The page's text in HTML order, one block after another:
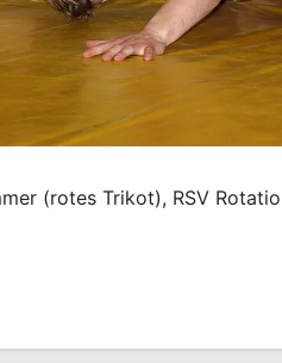
(rotes Trikot), RSV